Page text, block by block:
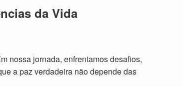
da Vida
nossa jornada, enfrentamos desafios,
a paz verdadeira não depende das